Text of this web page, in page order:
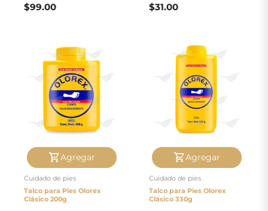
$99.00 $31.00
Agregar
Cuidado de pies
Talco para Pies Olorex
Clásico 200g
Agregar
Cuidado de pies
Talco para Pies Olorex
Clásico 330g